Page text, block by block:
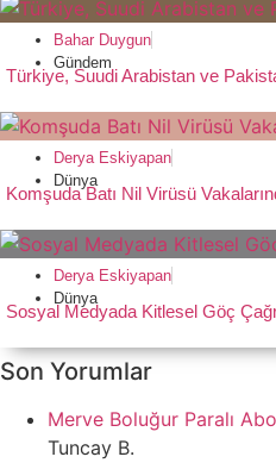
Bahar Duygun
Gündem
Türkiye, Suudi Arabistan ve
Derya Eskiyapan
Dünya
Komşuda Batı Nil Virüsü
Derya Eskiyapan
Dünya
Sosyal Medyada Kitlesel Göç
Son Yorumlar
Merve Boluğur Paralı
Tuncay B.